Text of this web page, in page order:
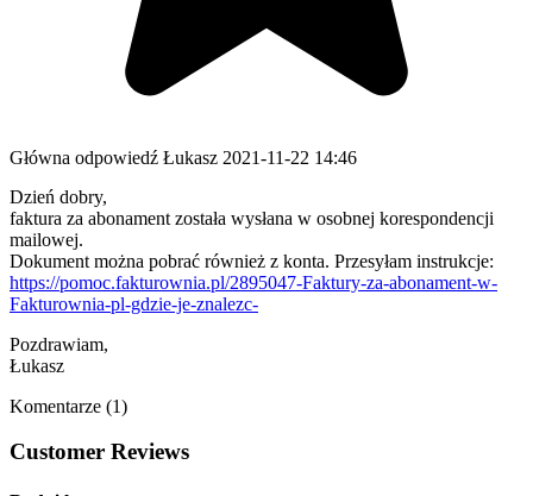
Główna odpowiedź Łukasz 2021-11-22 14:46
Dzień dobry,
faktura za abonament została wysłana w osobnej korespondencji
mailowej.
Dokument można pobrać również z konta. Przesyłam instrukcje:
https://pomoc.fakturownia.pl/2895047-Faktury-za-abonament-w-
Fakturownia-pl-gdzie-je-znalezc-
Pozdrawiam,
Łukasz
Komentarze (1)
Customer Reviews